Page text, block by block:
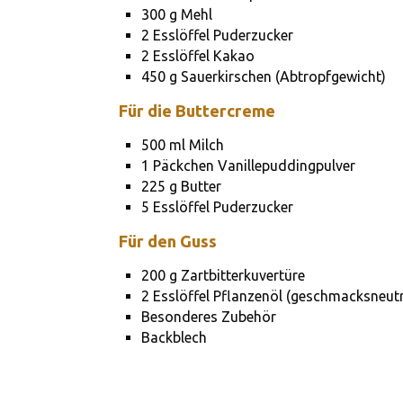
300 g Mehl
2 Esslöffel Puderzucker
2 Esslöffel Kakao
450 g Sauerkirschen (Abtropfgewicht)
Für die Buttercreme
500 ml Milch
1 Päckchen Vanillepuddingpulver
225 g Butter
5 Esslöffel Puderzucker
Für den Guss
200 g Zartbitterkuvertüre
2 Esslöffel Pflanzenöl
Besonderes Zubehör
Backblech